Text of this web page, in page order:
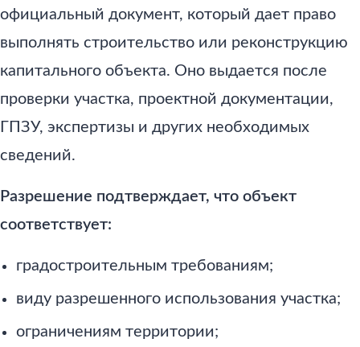
официальный документ, который дает право
выполнять строительство или реконструкцию
капитального объекта. Оно выдается после
проверки участка, проектной документации,
ГПЗУ, экспертизы и других необходимых
сведений.
Разрешение подтверждает, что объект
соответствует:
градостроительным требованиям;
виду разрешенного использования участка;
ограничениям территории;